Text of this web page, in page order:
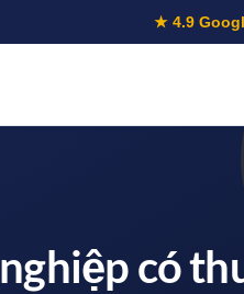
★ 4.9
có